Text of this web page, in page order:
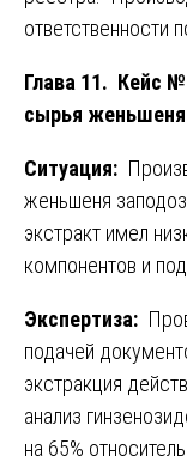
ответственности
Глава 11. Кейс
сырья женьшеня
Ситуация:
женьшеня
экстракт имел
компонентов и
Экспертиза:
подачей
экстракция
анализ
на 65%